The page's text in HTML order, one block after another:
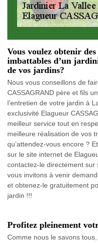
Vous voulez obtenir
imbattables d’un
de vos jardins?
Nous vous conseillons de
CASSAGRAND père et fils
l’entretien de votre jardin à
exclusivité Elagueur
meilleur service tout en
meilleure réalisation de vos
qu’attendez-vous encore ?
sur le site internet de
contactez-le directement
vous invitons à venir
et obtenez-le gratuitement
jardin !!!
Profitez pleinement
Comme nous le savons